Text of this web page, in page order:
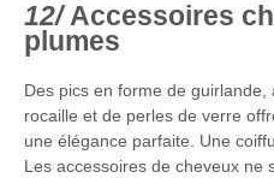
Accessoires
plumes
Des pics en forme de
rocaille et de perles de verre
une élégance parfaite. Une
Les accessoires de cheveux ne